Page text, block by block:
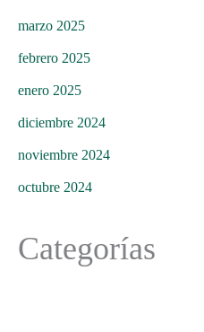
marzo 2025
febrero 2025
enero 2025
diciembre 2024
noviembre 2024
octubre 2024
Categorías